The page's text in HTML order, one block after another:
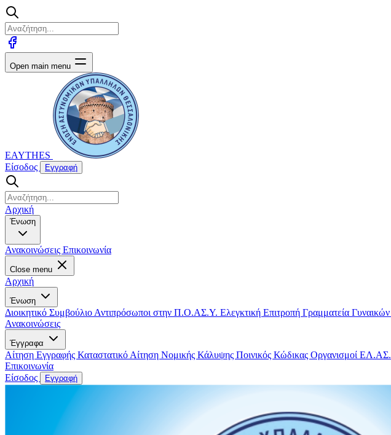
Open main menu
EAYTHES
Είσοδος
Εγγραφή
Αρχική
Ένωση
Ανακοινώσεις Επικοινωνία
Close menu
Αρχική
Ένωση
Διοικητικό Συμβούλιο Αντιπρόσωποι στην Π.Ο.ΑΣ.Υ. Ελεγκτική Επιτροπή Γραμματεία Γυναικών
Ανακοινώσεις
Έγγραφα
Αίτηση Εγγραφής Καταστατικό Αίτηση Νομικής Κάλυψης Ποινικός Κώδικας Οργανισμοί ΕΛ.ΑΣ.
Επικοινωνία
Είσοδος
Εγγραφή